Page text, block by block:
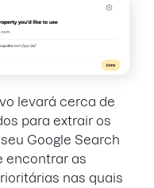
levará cerca de
para extrair os
Google Search
encontrar as
nas quais